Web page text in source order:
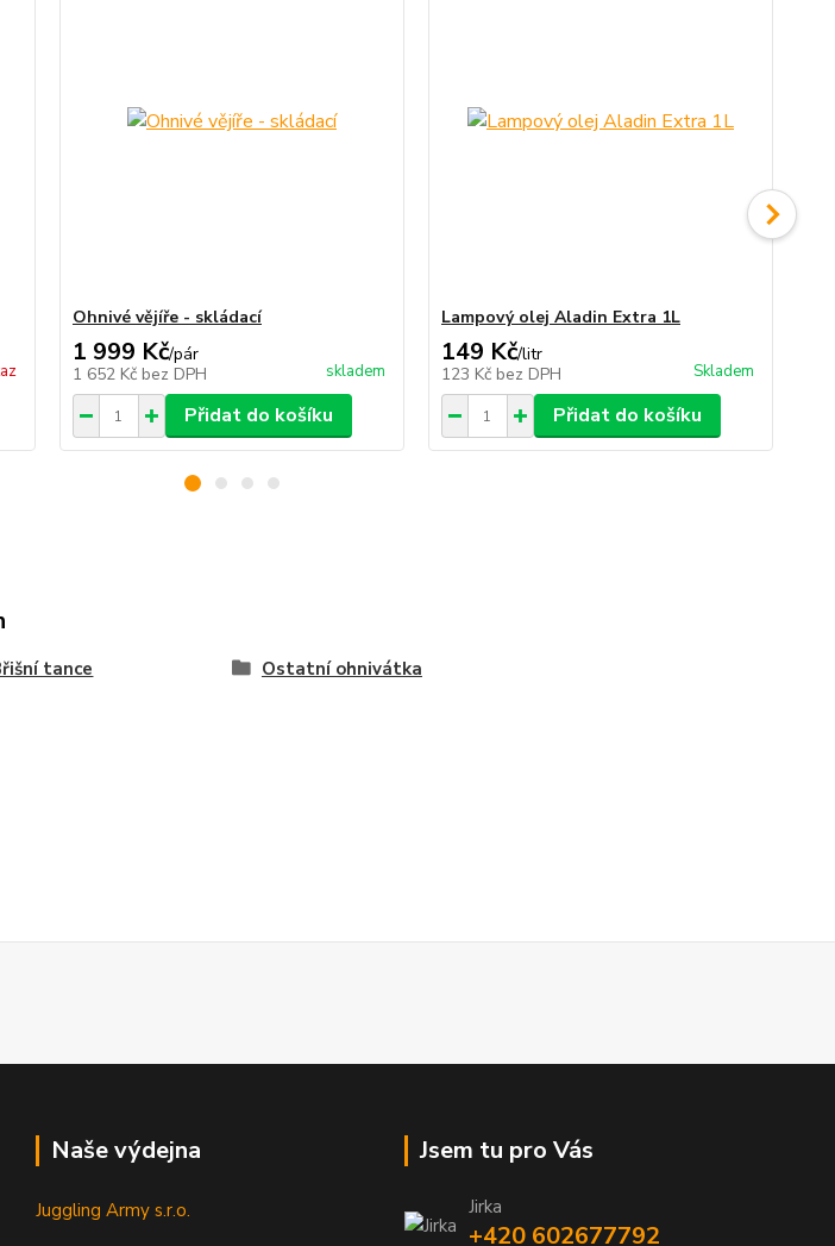
Ohnivé vějíře - skládací
1 999 Kč/pár
1 652 Kč bez DPH skladem
Přidat do košíku
Lampový olej Aladin Extra 1L
149 Kč/litr
123 Kč bez DPH Skladem
Přidat do košíku
tance Ostatní ohnivátka
Naše výdejna
Juggling Army s.r.o.
Jsem tu pro Vás
Jirka
+420 602677792